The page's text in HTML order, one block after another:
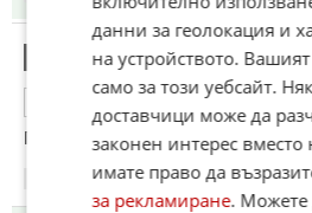
Дедо Дони
Памперси няма да ти свършат
13.05.2026
данни за геолокация и
на устройството.
само за този уебсайт.
доставчици може да
законен интерес вместо
имате право да
за рекламиране. Можете